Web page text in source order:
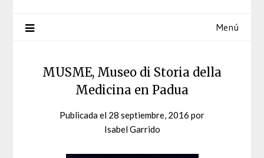
Menú
MUSME, Museo di Storia della
Medicina en Padua
Publicada el 28 septiembre, 2016 por
Isabel Garrido